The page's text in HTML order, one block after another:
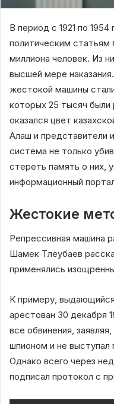
В период с 1921 по
политическим
миллиона человек. Из
высшей мере
жестокой машины
которых 25 тысяч были
оказался цвет
Алаш и представители
система не только
стереть память о них,
информационный
Жестокие
Репрессивная машина
Шамек Тлеубаев
применялись
К примеру,
арестован 30 декабря
все обвинения,
шпионом и не выступал
Однако всего через
подписал протокол с